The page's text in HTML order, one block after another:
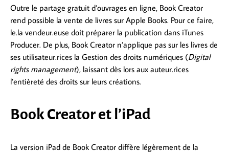
Outre le partage gratuit d’ouvrages en ligne, Book Creator
rend possible la vente de livres sur Apple Books. Pour ce faire,
le.la vendeur.euse doit préparer la publication dans iTunes
Producer. De plus, Book Creator n’applique pas sur les livres de
ses utilisateur.rices la Gestion des droits numériques (Digital
rights management), laissant dès lors aux auteur.rices
l’entièreté des droits sur leurs créations.
Book Creator et l’iPad
La version iPad de Book Creator diffère légèrement de la